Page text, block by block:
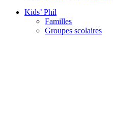
Kids’ Phil
Familles
Groupes scolaires